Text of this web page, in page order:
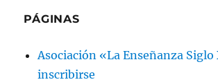
PÁGINAS
Asociación «La Enseñanza Siglo
inscribirse